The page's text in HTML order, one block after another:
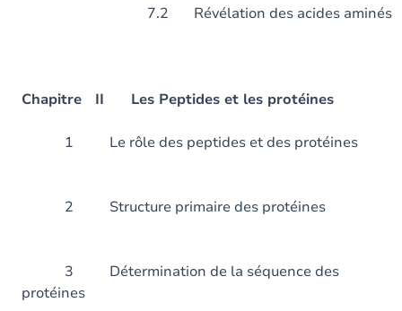
7.2 Révélation des acides aminés
Chapitre II Les Peptides et les protéines
1 Le rôle des peptides et
2 Structure primaire
3 Détermination de la séquence des
protéines